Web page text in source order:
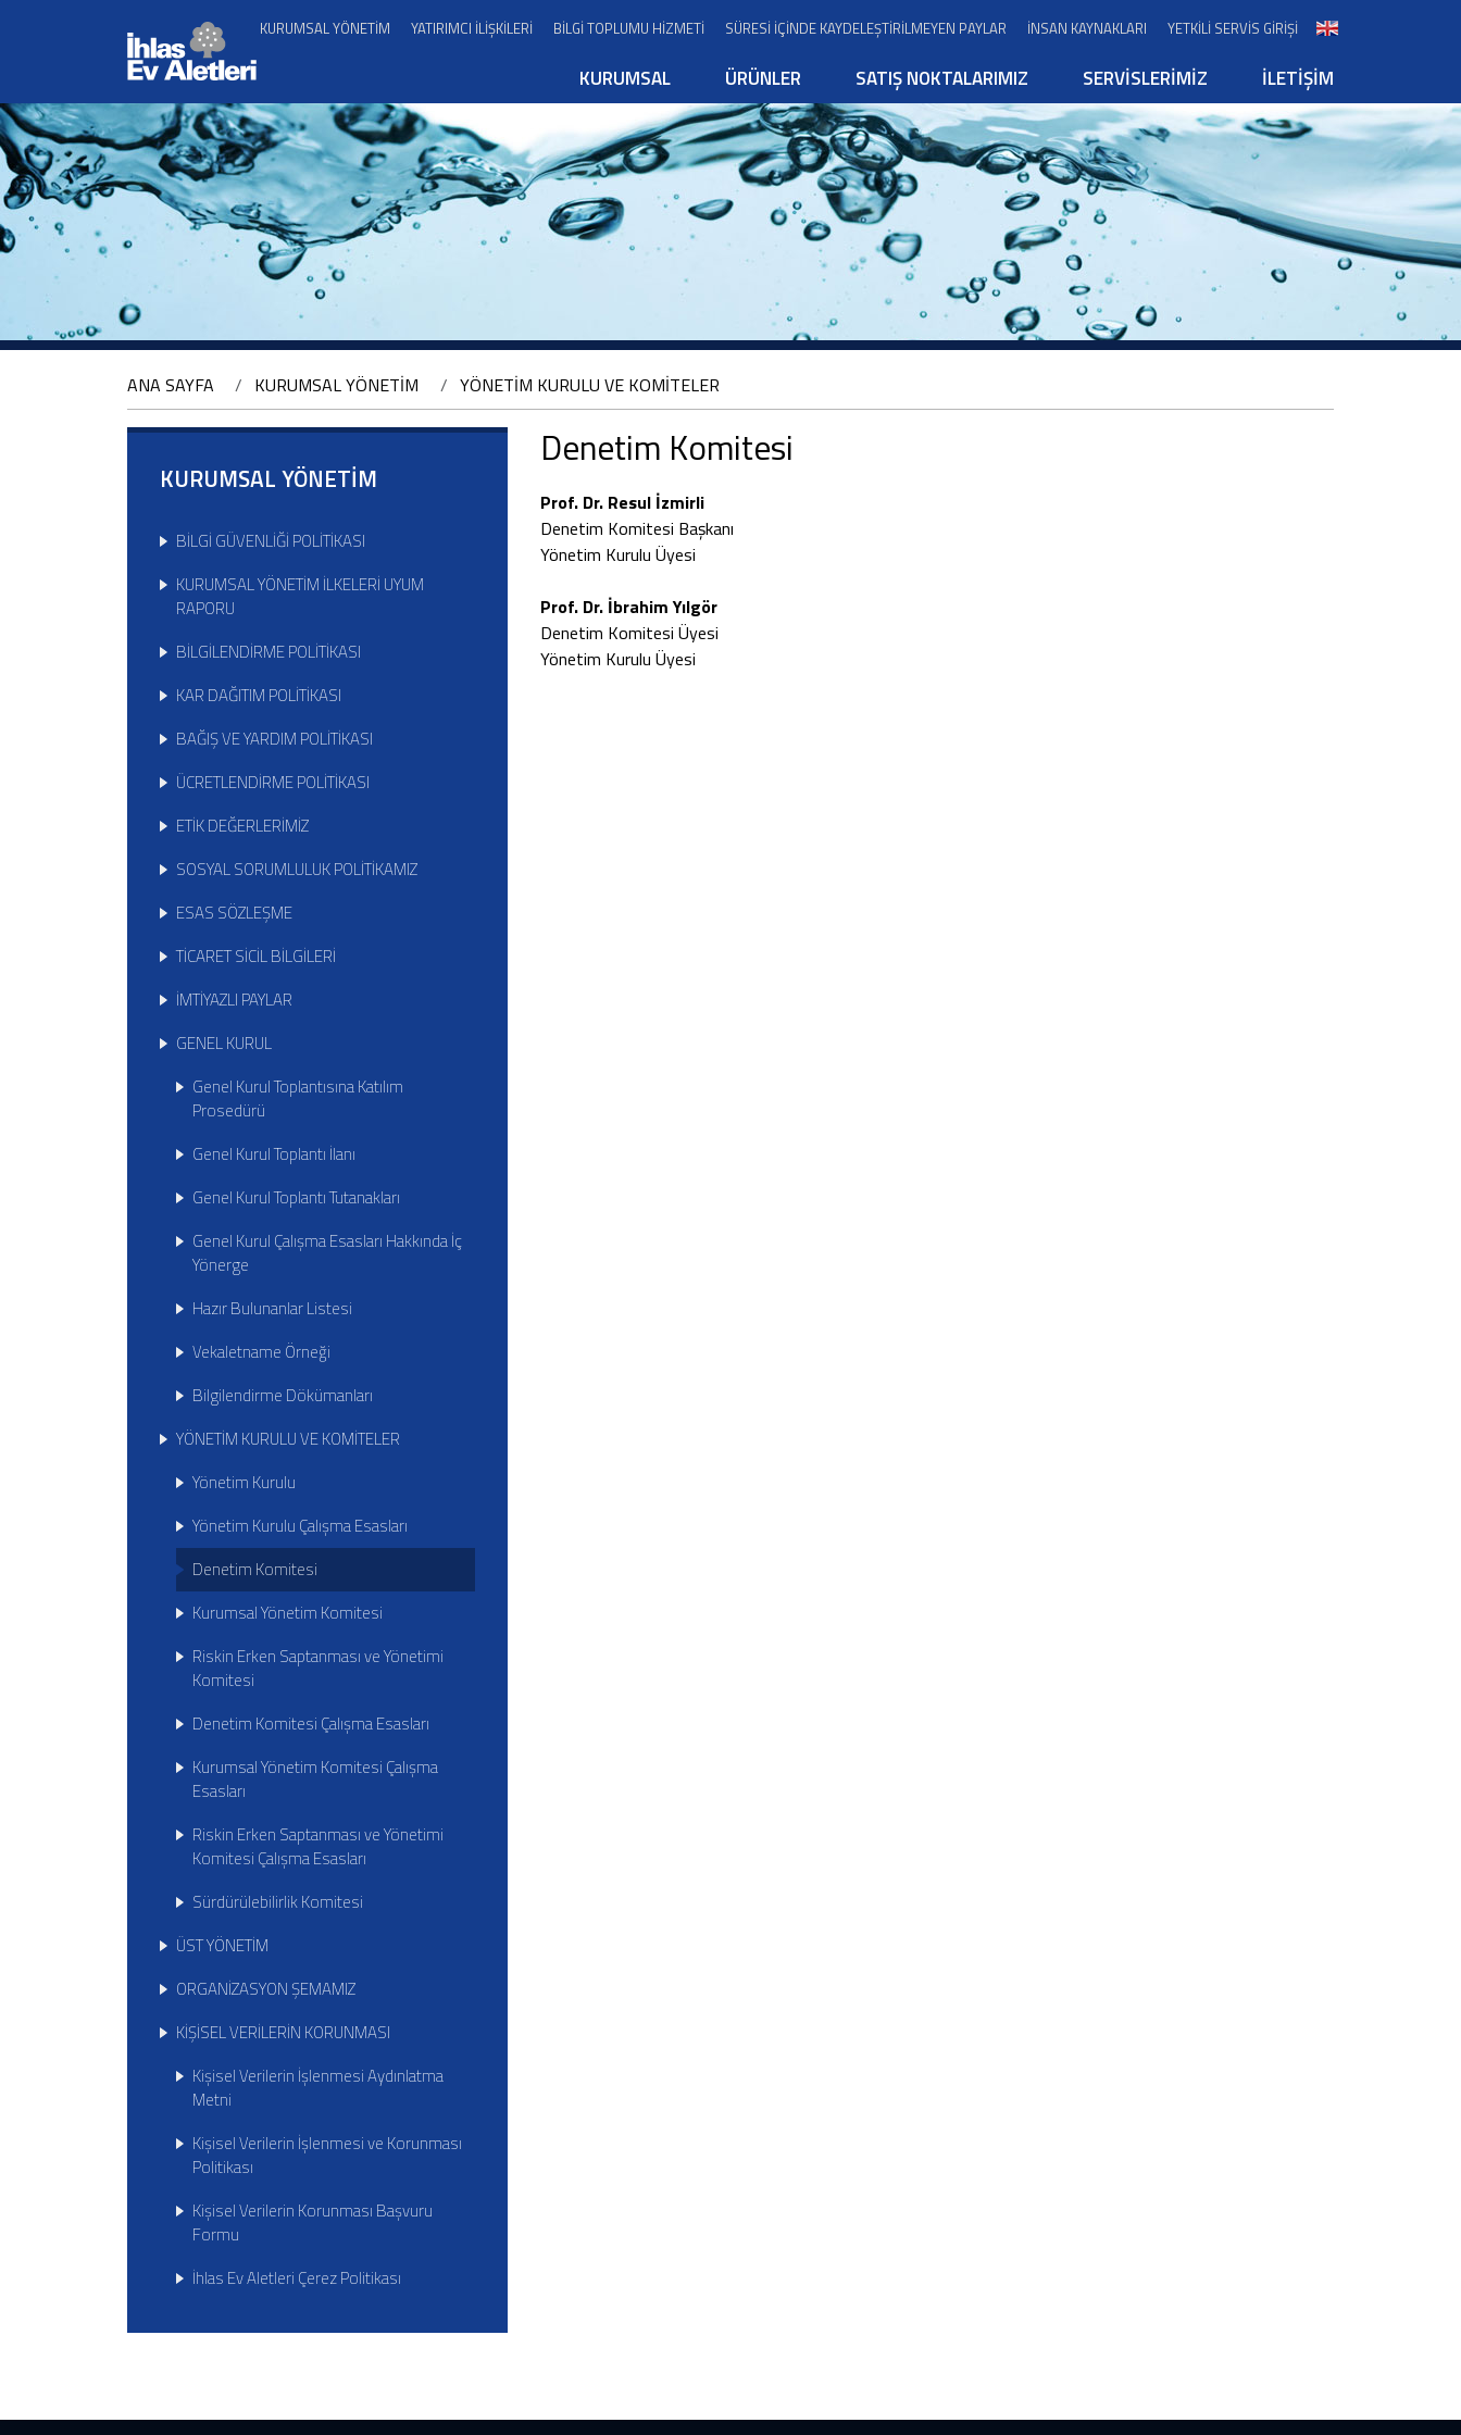
KURUMSAL YÖNETİM YATIRIMCI İLİŞKİLERİ BİLGİ TOPLUMU HİZMETİ SÜRESİ İÇİNDE KAYDELEŞTİRİLMEYEN PAYLAR İNSAN KAYNAKLARI YETKİLİ SERVİS GİRİŞİ
KURUMSAL ÜRÜNLER SATIŞ NOKTALARIMIZ SERVİSLERİMİZ İLETİŞİM
ANA SAYFA KURUMSAL YÖNETİM YÖNETİM KURULU VE KOMİTELER
KURUMSAL YÖNETİM
BİLGİ GÜVENLİĞİ POLİTİKASI
KURUMSAL YÖNETİM İLKELERİ UYUM
RAPORU
BİLGİLENDİRME POLİTİKASI
KAR DAĞITIM POLİTİKASI
BAĞIŞ VE YARDIM POLİTİKASI
ÜCRETLENDİRME POLİTİKASI
ETİK DEĞERLERİMİZ
SOSYAL SORUMLULUK POLİTİKAMIZ
ESAS SÖZLEŞME
TİCARET SİCİL BİLGİLERİ
İMTİYAZLI PAYLAR
GENEL KURUL
Genel Kurul Toplantısına Katılım
Prosedürü
Genel Kurul Toplantı İlanı
Genel Kurul Toplantı Tutanakları
Genel Kurul Çalışma Esasları Hakkında İç
Yönerge
Hazır Bulunanlar Listesi
Vekaletname Örneği
Bilgilendirme Dökümanları
YÖNETİM KURULU VE KOMİTELER
Yönetim Kurulu
Yönetim Kurulu Çalışma Esasları
Denetim Komitesi
Kurumsal Yönetim Komitesi
Riskin Erken Saptanması ve Yönetimi
Komitesi
Denetim Komitesi Çalışma Esasları
Kurumsal Yönetim Komitesi Çalışma
Esasları
Riskin Erken Saptanması ve Yönetimi
Komitesi Çalışma Esasları
Sürdürülebilirlik Komitesi
ÜST YÖNETİM
ORGANİZASYON ŞEMAMIZ
KİŞİSEL VERİLERİN KORUNMASI
Kişisel Verilerin İşlenmesi Aydınlatma
Metni
Kişisel Verilerin İşlenmesi ve Korunması
Politikası
Kişisel Verilerin Korunması Başvuru
Formu
İhlas Ev Aletleri Çerez Politikası
Denetim Komitesi
Prof. Dr. Resul İzmirli
Denetim Komitesi Başkanı
Yönetim Kurulu Üyesi
Prof. Dr. İbrahim Yılgör
Denetim Komitesi Üyesi
Yönetim Kurulu Üyesi